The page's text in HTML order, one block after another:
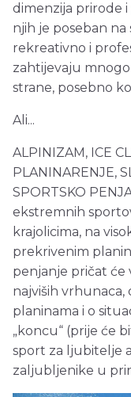
dimenzija prirode i
njih je poseban na
rekreativno i
zahtijevaju
strane, posebno
Ali...
ALPINIZAM, ICE
PLANINARENJE,
SPORTSKO
ekstremnih
krajolicima, na
prekrivenim
penjanje pričat će
najviših vrhunaca,
planinama i o
„koncu“ (prije će
sport za ljubitelje
zaljubljenike u